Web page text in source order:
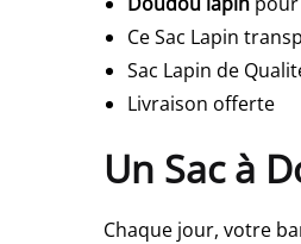
Ce Sac Lapin
Sac Lapin de
Livraison offerte
Un Sac à
Chaque jour, votre